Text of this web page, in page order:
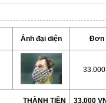
Ảnh đại diện Đơn
THÀNH TIỀN 33.000